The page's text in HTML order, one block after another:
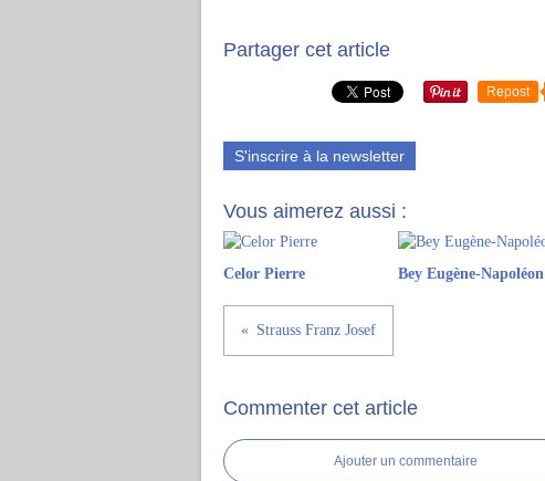
Partager cet article
Repost
S'inscrire à la newsletter
Vous aimerez aussi :
Celor Pierre Bey Eugène-Napoléon
Strauss Franz Josef
Commenter cet article
Ajouter un commentaire